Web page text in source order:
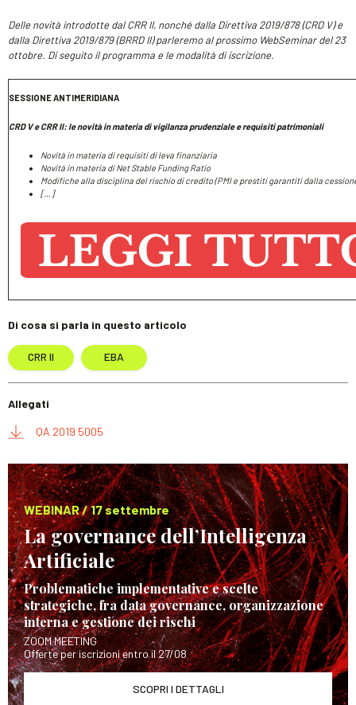
Delle novità introdotte dal CRR II, nonché dalla Direttiva 2019/878 (CRD V) e
dalla Direttiva 2019/879 (BRRD II) parleremo al prossimo WebSeminar del 23
ottobre. Di seguito il programma e le modalità di iscrizione.
SESSIONE ANTIMERIDIANA
CRD V e CRR II: le novità in materia di vigilanza prudenziale e requisiti patrimoniali
Novità in materia di requisiti di leva finanziaria
Novità in materia di Net Stable Funding Ratio
Modifiche alla disciplina del rischio di credito (PMI e prestiti garantiti dalla
[…]
Di cosa si parla in questo articolo
CRR II EBA
Allegati
QA 2019 5005
WEBINAR / 17 settembre
La governance dell’Intelligenza
Artificiale
Problematiche implementative e scelte
strategiche, fra data governance, organizzazione
interna e gestione dei rischi
ZOOM MEETING
Offerte per iscrizioni entro il 27/08
SCOPRI I DETTAGLI